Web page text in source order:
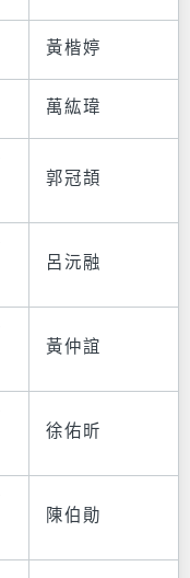
黃楷婷
萬紘瑋
郭冠頡
呂沅融
黃仲誼
徐佑昕
陳伯勛